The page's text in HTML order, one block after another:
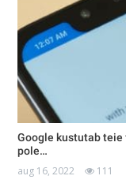
Google kustutab
pole…
aug 16, 2022 111